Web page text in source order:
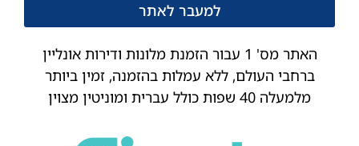
למעבר לאתר
האתר מס' 1 עבור הזמנת מלונות ודירות אונליין
ברחבי העולם, ללא עמלות בהזמנה, זמין ביותר
מלמעלה 40 שפות כולל עברית ומוניטין מצוין